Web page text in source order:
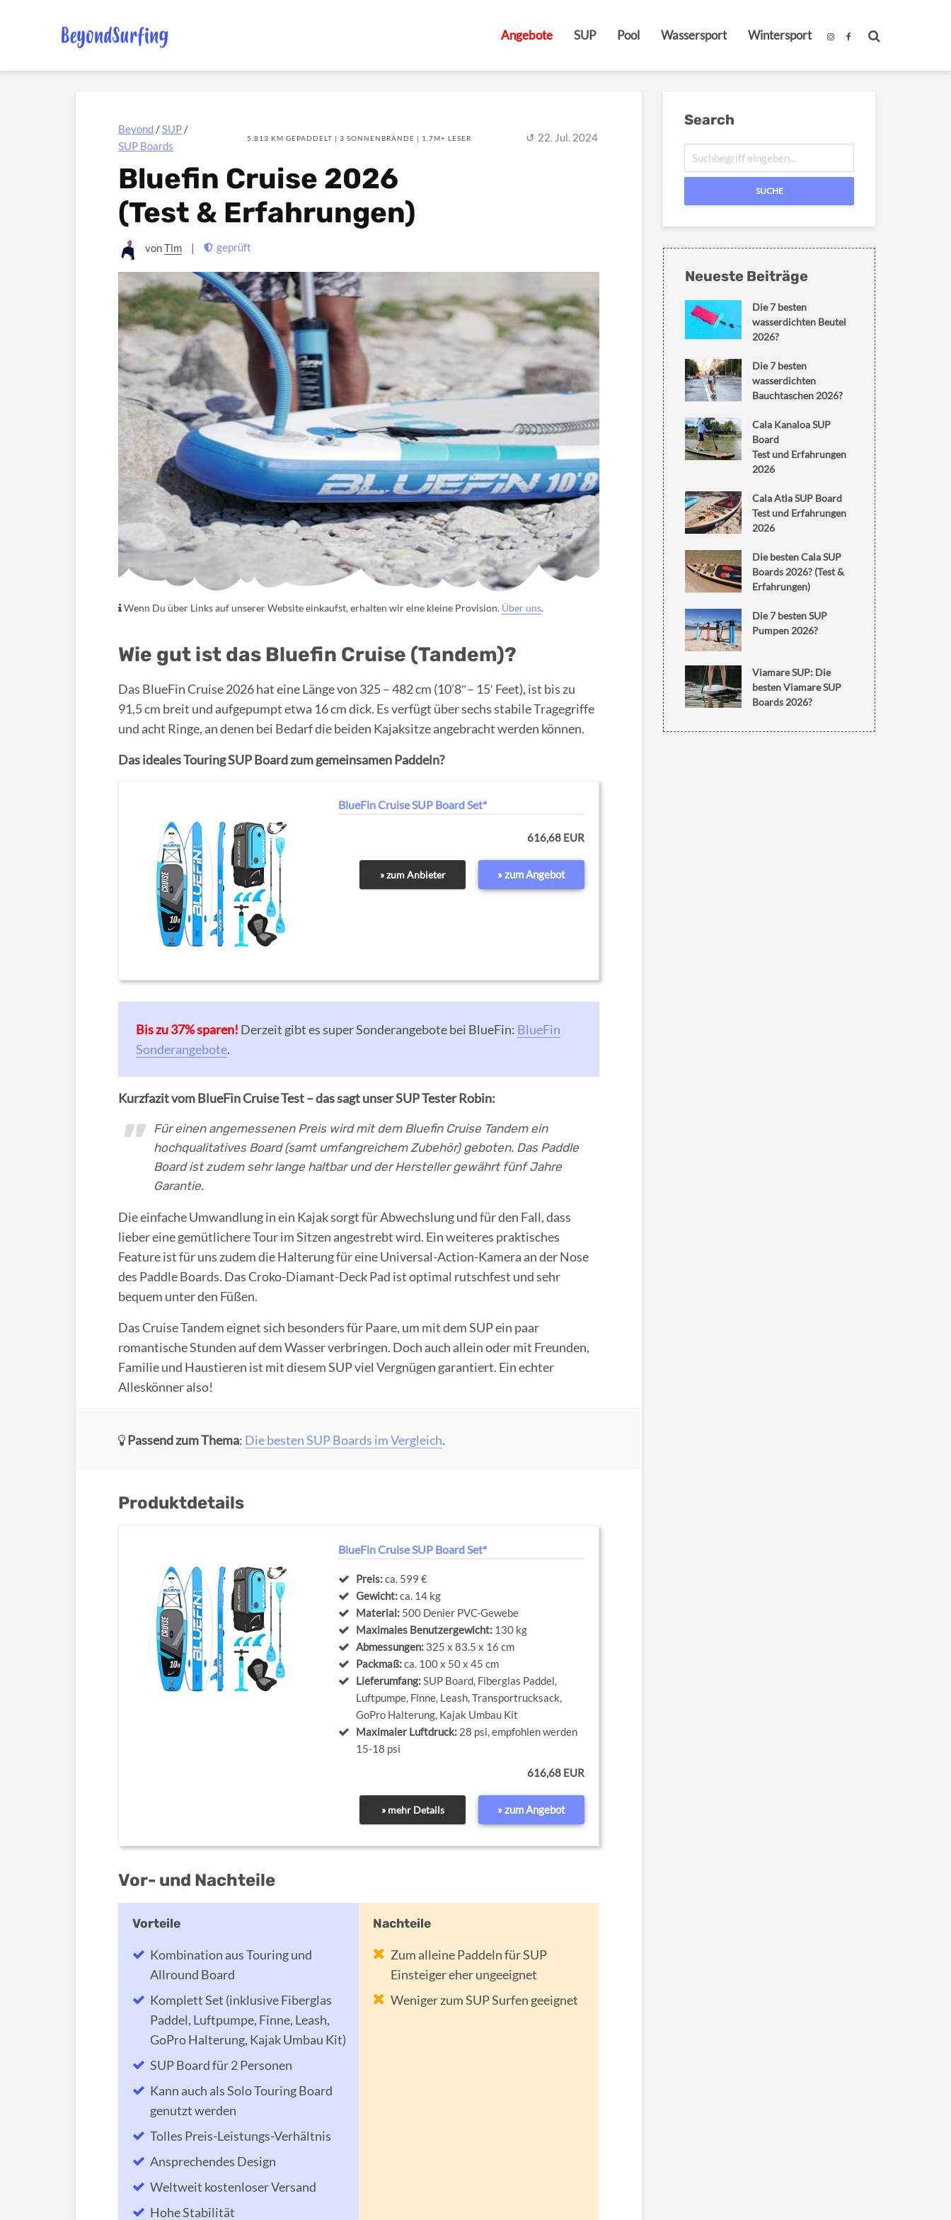
Angebote SUP Pool Wassersport Wintersport
Beyond /SUP /
SUP Boards
5.813 KM GEPADDELT | 3 SONNENBRÄNDE | 1,7M+ LESER 22. Jul. 2024
Bluefin Cruise 2026
(Test & Erfahrungen)
vonTim | geprüft
Wenn Du über Links auf unserer Website einkaufst, erhalten wir eine kleine Provision. Über uns.
Wie gut ist das Bluefin Cruise (Tandem)?
Das BlueFin Cruise 2026 hat eine Länge von 325 – 482 cm (10’8″– 15′ Feet), ist bis zu
91,5 cm breit und aufgepumpt etwa 16 cm dick. Es verfügt über sechs stabile Tragegriffe
und acht Ringe, an denen bei Bedarf die beiden Kajaksitze angebracht werden können.
Das ideales Touring SUP Board zum gemeinsamen Paddeln?
BlueFin Cruise SUP Board Set*
616,68 EUR
» zum Anbieter » zum Angebot
Bis zu 37% sparen! Derzeit gibt es super Sonderangebote bei BlueFin: BlueFin
Sonderangebote.
Kurzfazit vom BlueFin Cruise Test – das sagt unser SUP Tester Robin:
Für einen angemessenen Preis wird mit dem Bluefin Cruise Tandem ein
hochqualitatives Board (samt umfangreichem Zubehör) geboten. Das Paddle
Board ist zudem sehr lange haltbar und der Hersteller gewährt fünf Jahre
Garantie.
Die einfache Umwandlung in ein Kajak sorgt für Abwechslung und für den Fall, dass
lieber eine gemütlichere Tour im Sitzen angestrebt wird. Ein weiteres praktisches
Feature ist für uns zudem die Halterung für eine Universal-Action-Kamera an der Nose
des Paddle Boards. Das Croko-Diamant-Deck Pad ist optimal rutschfest und sehr
bequem unter den Füßen.
Das Cruise Tandem eignet sich besonders für Paare, um mit dem SUP ein paar
romantische Stunden auf dem Wasser verbringen. Doch auch allein oder mit Freunden,
Familie und Haustieren ist mit diesem SUP viel Vergnügen garantiert. Ein echter
Alleskönner also!
Passend zum Thema: Die besten SUP Boards im Vergleich.
Produktdetails
BlueFin Cruise SUP Board Set*
Preis:ca. 599 €
Gewicht:ca. 14 kg
Material: 500 Denier PVC-Gewebe
Maximales Benutzergewicht: 130 kg
Abmessungen: 325 x 83.5 x 16 cm
Packmaß:ca. 100 x 50 x 45 cm
Lieferumfang:SUP Board, Fiberglas Paddel,
Luftpumpe, Finne, Leash, Transportrucksack,
GoPro Halterung, Kajak Umbau Kit
Maximaler Luftdruck: 28 psi, empfohlen werden
15-18 psi
616,68 EUR
» mehr Details » zum Angebot
Vor- und Nachteile
Kombination aus Touring und
Allround Board
Komplett Set (inklusive Fiberglas
Paddel, Luftpumpe, Finne, Leash,
GoPro Halterung, Kajak Umbau Kit)
SUP Board für 2 Personen
Kann auch als Solo Touring Board
genutzt werden
Tolles Preis-Leistungs-Verhältnis
Ansprechendes Design
Weltweit kostenloser Versand
Hohe Stabilität
Zum alleine Paddeln für SUP
Einsteiger eher ungeeignet
Weniger zum SUP Surfen geeignet
Search
SUCHE
Neueste Beiträge
Die 7 besten
wasserdichten Beutel
2026?
Die 7 besten
wasserdichten
Bauchtaschen 2026?
Cala Kanaloa SUP
Board
Test und Erfahrungen
2026
Cala Atla SUP Board
Test und Erfahrungen
2026
Die besten Cala SUP
Boards 2026? (Test &
Erfahrungen)
Die 7 besten SUP
Pumpen 2026?
Viamare SUP: Die
besten Viamare SUP
Boards 2026?